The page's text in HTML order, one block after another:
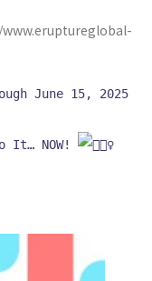
June 15, 2025
It… NOW!